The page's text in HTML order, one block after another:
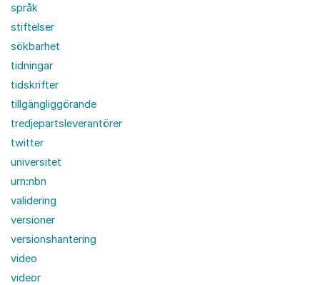
språk
stiftelser
sökbarhet
tidningar
tidskrifter
tillgängliggörande
tredjepartsleverantörer
twitter
universitet
urn:nbn
validering
versioner
versionshantering
video
videor